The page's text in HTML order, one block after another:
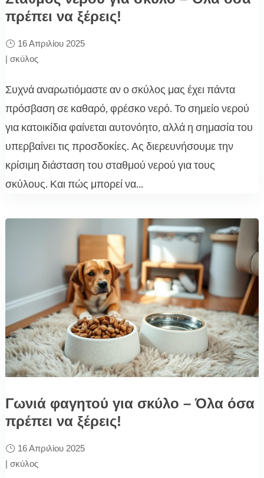
πρέπει να ξέρεις!
16 Απριλίου 2025
| σκύλος
Συχνά αναρωτιόμαστε αν ο σκύλος μας έχει πάντα
πρόσβαση σε καθαρό, φρέσκο νερό. Το σημείο νερού
για κατοικίδια φαίνεται αυτονόητο, αλλά η σημασία του
υπερβαίνει τις προσδοκίες. Ας διερευνήσουμε την
κρίσιμη διάσταση του σταθμού νερού για τους
σκύλους. Και πώς μπορεί να...
Γωνιά φαγητού για σκύλο – Όλα όσα
πρέπει να ξέρεις!
16 Απριλίου 2025
| σκύλος